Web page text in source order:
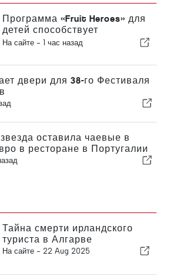
Программа «Fruit Heroes» для
детей способствует
формированию здоровых
Алгарве
На сайте - 1 час назад
двери для 38-го Фестиваля
оставила чаевые в
в ресторане в Португалии
Тайна смерти ирландского
туриста в Алгарве
На сайте - 22 Aug 2025